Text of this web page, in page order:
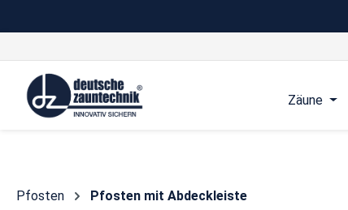
Zäune
Pfosten Pfosten mit Abdeckleiste